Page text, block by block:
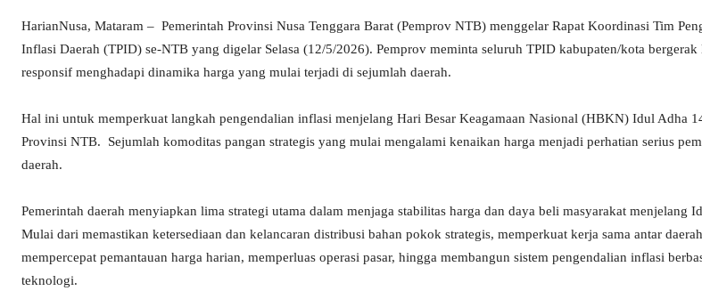
HarianNusa, Mataram – Pemerintah Provinsi Nusa Tenggara Barat (Pemprov NTB) menggelar Rapat Koordinasi Tim
Inflasi Daerah (TPID) se-NTB yang digelar Selasa (12/5/2026). Pemprov meminta seluruh TPID kabupaten/kota bergerak
responsif menghadapi dinamika harga yang mulai terjadi di sejumlah daerah.
Hal ini untuk memperkuat langkah pengendalian inflasi menjelang Hari Besar Keagamaan Nasional (HBKN) Idul Adha
Provinsi NTB. Sejumlah komoditas pangan strategis yang mulai mengalami kenaikan harga menjadi perhatian serius
daerah.
Pemerintah daerah menyiapkan lima strategi utama dalam menjaga stabilitas harga dan daya beli masyarakat menjelang
Mulai dari memastikan ketersediaan dan kelancaran distribusi bahan pokok strategis, memperkuat kerja sama antar
mempercepat pemantauan harga harian, memperluas operasi pasar, hingga membangun sistem pengendalian inflasi
teknologi.